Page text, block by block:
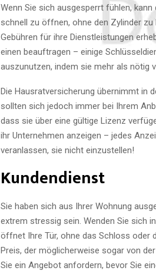
Wenn Sie sich ausgesperrt fühlen, kann
schnell zu öffnen, ohne den Zylinder
Gebühren für ihre Dienstleistungen
einen beauftragen – einige
auszunutzen, indem sie mehr als nötig
Die Hausratversicherung übernimmt in
sollten sich jedoch immer bei Ihrem
dass sie über eine gültige Lizenz
ihr Unternehmen anzeigen – jedes
veranlassen, sie nicht einzustellen!
Kundendienst
Sie haben sich aus Ihrer Wohnung
extrem stressig sein. Wenden Sie sich
öffnet Ihre Tür, ohne das Schloss oder
Preis, der möglicherweise sogar von
Sie ein Angebot anfordern, bevor Sie